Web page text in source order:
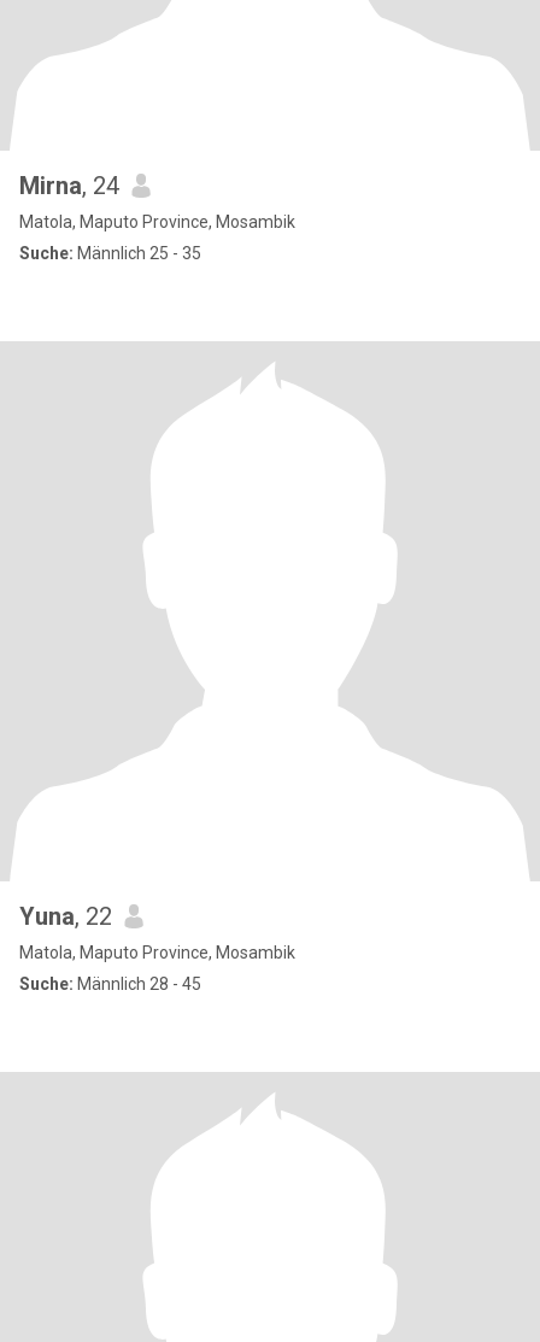
Mirna, 24
Matola, Maputo Province, Mosambik
Suche: Männlich 25 - 35
Yuna, 22
Matola, Maputo Province, Mosambik
Suche: Männlich 28 - 45